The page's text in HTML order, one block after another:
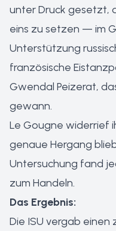
unter Druck gesetzt,
eins zu setzen — im
Unterstützung
französische
Gwendal Peizerat,
gewann.
Le Gougne widerrief
genaue Hergang
Untersuchung fand
zum Handeln.
Das Ergebnis:
Die ISU vergab